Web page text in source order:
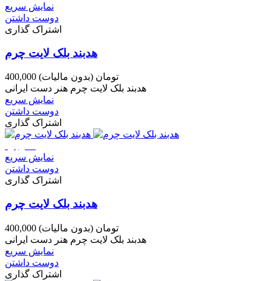
نمایش سریع
دوست داشتن
اشتراک گذاری
هدبند بلک لایت چرم
400,000 تومان (بدون مالیات)
هدبند بلک لایت چرم هنر دست ایرانی
نمایش سریع
دوست داشتن
اشتراک گذاری
نمایش سریع
دوست داشتن
اشتراک گذاری
هدبند بلک لایت چرم
400,000 تومان (بدون مالیات)
هدبند بلک لایت چرم هنر دست ایرانی
نمایش سریع
دوست داشتن
اشتراک گذاری